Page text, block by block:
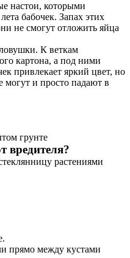
настои, которыми
бабочек. Запах этих
не смогут отложить яйца
К веткам
картона, а под ними
привлекает яркий цвет, но
могут и просто падают в
грунте
вредителя?
растениями
прямо между кустами